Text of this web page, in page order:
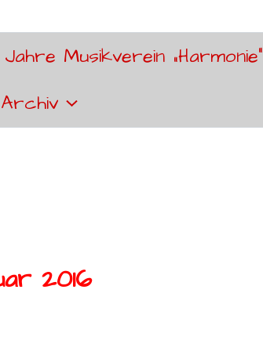
Jahre Musikverein „Harmonie“
Archiv
2016